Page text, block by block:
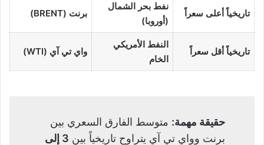
تاريخياً أعلى سعراً
نفط بحر الشمال
(أوروبا)
برنت (BRENT)
تاريخياً أقل سعراً
النفط الأمريكي
الخام
واي تي آي (WTI)
حقيقة مهمة: متوسط الفارق السعري بين
برنت وواي تي آي يتراوح تاريخياً بين
3 إلى